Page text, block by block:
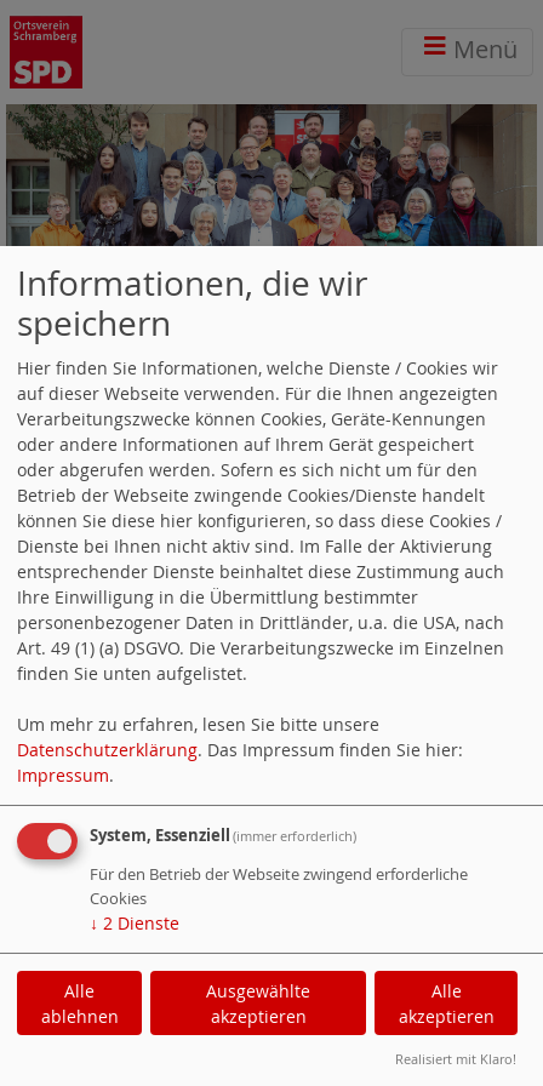
Menü
Termine (0)
Es sind zurzeit keine Termine verfügbar.
Wetter-Online
Alternative Formate
Newsticker (RSS)
Newsticker (Atom)
Termine (Atom + Gdata)
Termine (iCalendar)
Termine (vCalendar)
Counter
Besucher:76185
Heute:
78
Online:
1
WebsoziCMS
Cookie-Manager
Datenschutzerklärung
Informationen, die wir
speichern
Hier finden Sie Informationen, welche Dienste / Cookies wir
auf dieser Webseite verwenden. Für die Ihnen angezeigten
Verarbeitungszwecke können Cookies, Geräte-Kennungen
oder andere Informationen auf Ihrem Gerät gespeichert
oder abgerufen werden. Sofern es sich nicht um für den
Betrieb der Webseite zwingende Cookies/Dienste handelt
können Sie diese hier konfigurieren, so dass diese Cookies /
Dienste bei Ihnen nicht aktiv sind. Im Falle der Aktivierung
entsprechender Dienste beinhaltet diese Zustimmung auch
Ihre Einwilligung in die Übermittlung bestimmter
personenbezogener Daten in Drittländer, u.a. die USA, nach
Art. 49 (1) (a) DSGVO. Die Verarbeitungszwecke im Einzelnen
finden Sie unten aufgelistet.
Um mehr zu erfahren, lesen Sie bitte unsere
Datenschutzerklärung. Das Impressum finden Sie hier:
Impressum.
System, Essenziell (immer erforderlich)
Für den Betrieb der Webseite zwingend erforderliche
Cookies
↓ 2 Dienste
Alle
ablehnen
Ausgewählte
akzeptieren
Alle
akzeptieren
Realisiert mit Klaro!